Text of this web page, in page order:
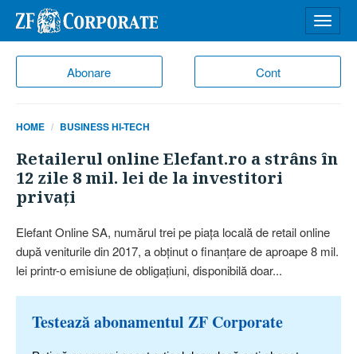
Abonare Cont
meniu
HOME BUSINESS HI-TECH
Retailerul online Elefant.ro a strâns în
12 zile 8 mil. lei de la investitori
privaţi
Elefant Online SA, numărul trei pe piaţa locală de retail online
după veniturile din 2017, a obţinut o finanţare de aproape 8 mil.
lei printr-o emisiune de obligaţiuni, disponibilă doar...
Testează abonamentul ZF Corporate